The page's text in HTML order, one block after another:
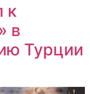
к
в
Турции